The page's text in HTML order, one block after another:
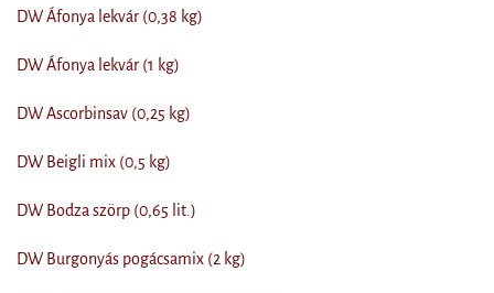
DW Áfonya lekvár (0,38 kg)
DW Áfonya lekvár (1 kg)
DW Ascorbinsav (0,25 kg)
DW Beigli mix (0,5 kg)
DW Bodza szörp (0,65 lit.)
DW Burgonyás pogácsamix (2 kg)